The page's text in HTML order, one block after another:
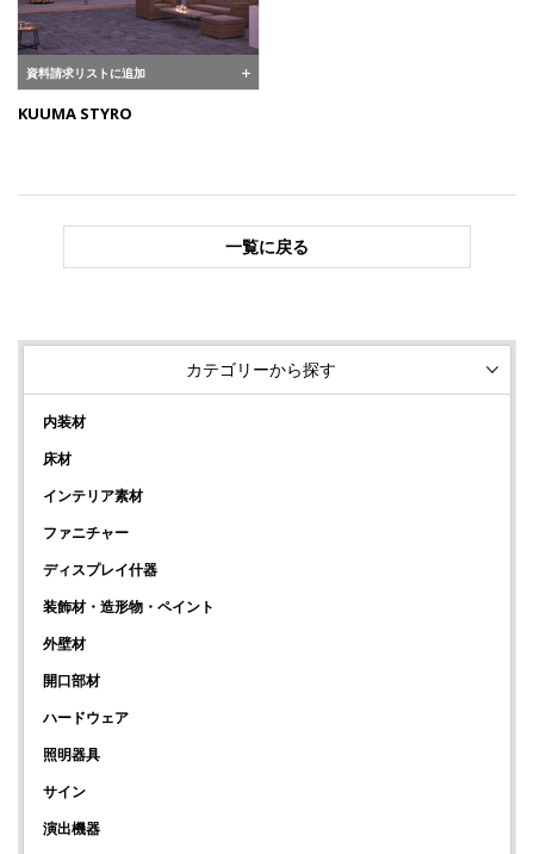
資料請求リストに追加
KUUMA STYRO
一覧に戻る
カテゴリーから探す
内装材
床材
インテリア素材
ファニチャー
ディスプレイ什器
装飾材・造形物・ペイント
外壁材
開口部材
ハードウェア
照明器具
サイン
演出機器